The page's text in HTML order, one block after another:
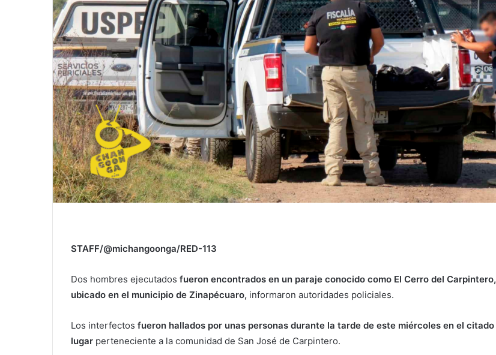
STAFF/@michangoonga/RED-113
Dos hombres ejecutados fueron encontrados en un paraje conocido como El Cerro del Carpintero,
ubicado en el municipio de Zinapécuaro, informaron autoridades policiales.
Los interfectos fueron hallados por unas personas durante la tarde de este miércoles en el citado
lugar perteneciente a la comunidad de San José de Carpintero.